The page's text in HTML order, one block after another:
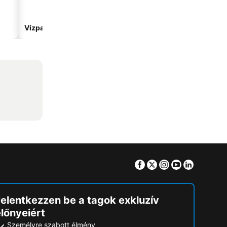
Vízparti hotelek
Facebook
TwitterInstagram
Youtube
be a tagok exkluzív
Személyre szabott élmény